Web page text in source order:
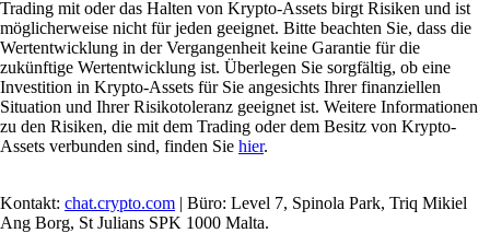
Trading mit oder das Halten von Krypto-Assets birgt Risiken und ist
möglicherweise nicht für jeden geeignet. Bitte beachten Sie, dass die
Wertentwicklung in der Vergangenheit keine Garantie für die
zukünftige Wertentwicklung ist. Überlegen Sie sorgfältig, ob eine
Investition in Krypto-Assets für Sie angesichts Ihrer finanziellen
Situation und Ihrer Risikotoleranz geeignet ist. Weitere Informationen
zu den Risiken, die mit dem Trading oder dem Besitz von Krypto-
Assets verbunden sind, finden Sie hier.
Kontakt: chat.crypto.com | Büro: Level 7, Spinola Park, Triq Mikiel
Ang Borg, St Julians SPK 1000 Malta.